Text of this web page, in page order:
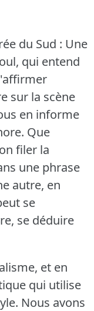
du Sud : Une
qui entend
sur la scène
en informe
Que
filer la
une phrase
autre, en
se
se déduire
et en
qui utilise
Nous avons